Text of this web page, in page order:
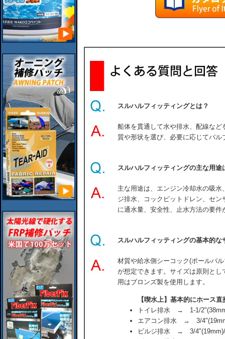
スルハルフィッティングとは？
船体を貫通して水や排水、配線な
質や形状を選び、必要に応じてバル
スルハルフィッティングの主な用途
主な用途は、エンジン冷却水の吸
ジ排水、コックピットドレン、セ
に通水量、安全性、止水方法の要件
スルハルフィッティングの基本的な
材質や給水側シーコック(ポールバ
が想定できます。サイズは原則と
用はブロンズ製を使用します。
【喫水上】基本的にホース直
トイレ排水 → 1-1/
エアコン排水 → 3/
ビルジ排水 → 3/4"(19mm)/